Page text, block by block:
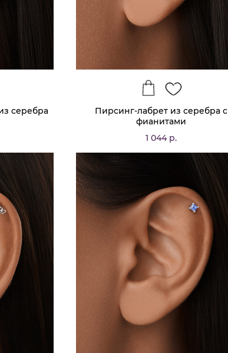
серебра
Пирсинг-лабрет из серебра с
фианитами
1 044 р.